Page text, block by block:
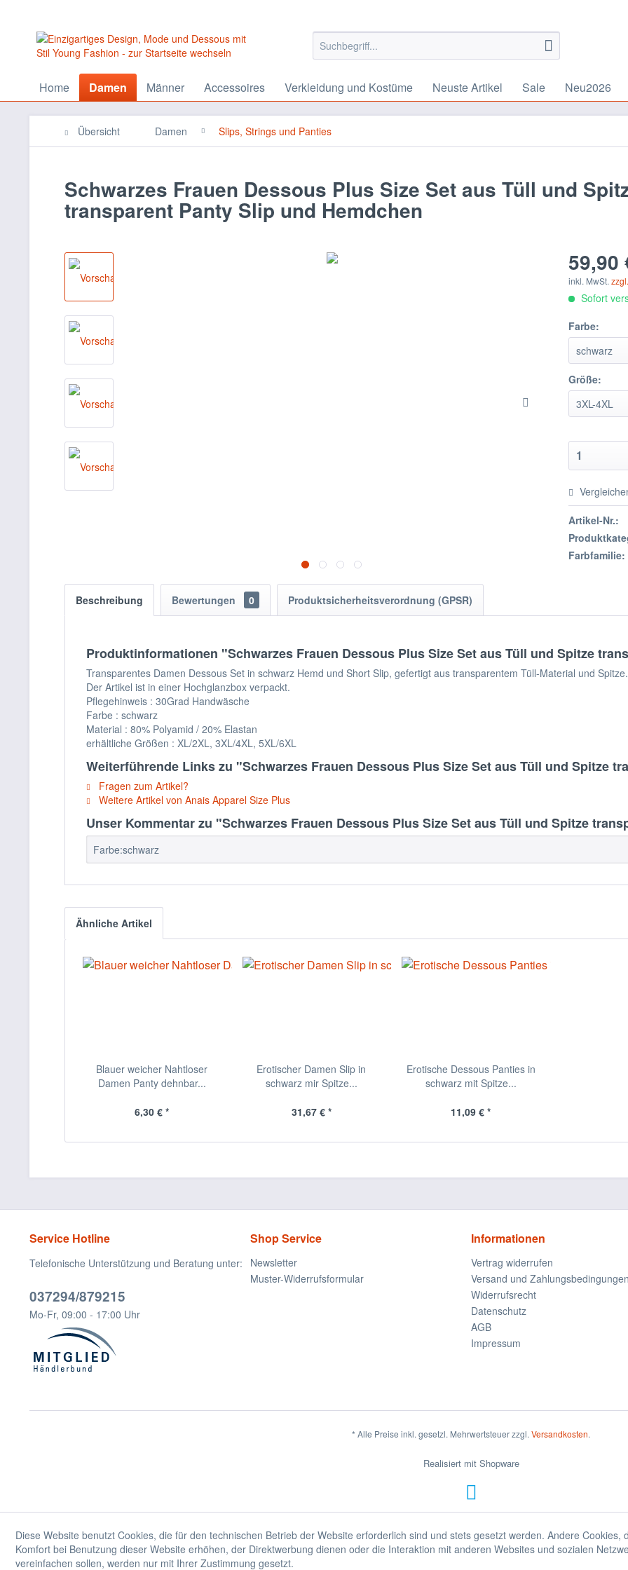
Home Damen Männer Accessoires Verkleidung und Kostüme Neuste Artikel Sale Neu2026
Übersicht Damen Slips, Strings und Panties
Schwarzes Frauen Dessous Plus Size Set aus Tüll und
transparent Panty Slip und Hemdchen
59,90
inkl. MwSt.
Sofort
Farbe:
Größe:
Artikel-Nr.:
Farbfamilie:
Beschreibung Bewertungen 0 Produktsicherheitsverordnung (GPSR)
Produktinformationen "Schwarzes Frauen Dessous Plus Size Set aus Tüll und Spitze
Transparentes Damen Dessous Set in schwarz Hemd und Short Slip, gefertigt aus transparentem Tüll-Material und
Der Artikel ist in einer Hochglanzbox verpackt.
Pflegehinweis : 30Grad Handwäsche
Farbe : schwarz
Material : 80% Polyamid / 20% Elastan
erhältliche Größen : XL/2XL, 3XL/4XL, 5XL/6XL
Weiterführende Links zu "Schwarzes Frauen Dessous Plus Size Set aus Tüll und Spitze
Fragen zum Artikel?
Weitere Artikel von Anais Apparel Size Plus
Unser Kommentar zu "Schwarzes Frauen Dessous Plus Size Set aus Tüll und Spitze
Farbe:schwarz
Ähnliche Artikel
Blauer weicher Nahtloser
Damen Panty dehnbar...
6,30 € *
Erotischer Damen Slip in
schwarz mir Spitze...
31,67 € *
Erotische Dessous Panties in
schwarz mit Spitze...
11,09 € *
Service Hotline
Telefonische Unterstützung und Beratung unter:
037294/879215
Mo-Fr, 09:00 - 17:00 Uhr
Shop Service
Newsletter
Muster-Widerrufsformular
Informationen
Vertrag widerrufen
Versand und Zahlungsbedingungen
Widerrufsrecht
Datenschutz
AGB
Impressum
* Alle Preise inkl. gesetzl. Mehrwertsteuer zzgl. Versandkosten.
Realisiert mit Shopware
Diese Website benutzt Cookies, die für den technischen Betrieb der Website erforderlich sind und stets gesetzt werden. Andere Cookies,
Komfort bei Benutzung dieser Website erhöhen, der Direktwerbung dienen oder die Interaktion mit anderen Websites und sozialen
vereinfachen sollen, werden nur mit Ihrer Zustimmung gesetzt.